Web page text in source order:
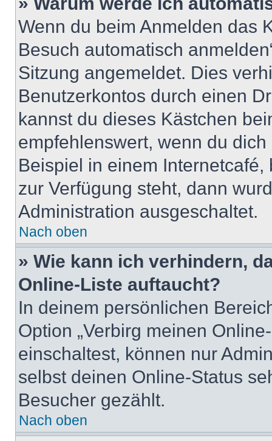
Wenn du beim Anmelden das
Besuch automatisch
Sitzung angemeldet. Dies
Benutzerkontos durch einen
kannst du dieses Kästchen
empfehlenswert, wenn du
Beispiel in einem
zur Verfügung steht, dann
Administration ausgeschaltet.
Nach oben
» Wie kann ich verhindern,
Online-Liste auftaucht?
In deinem persönlichen
Option „Verbirg meinen
einschaltest, können nur
selbst deinen Online-Status
Besucher gezählt.
Nach oben